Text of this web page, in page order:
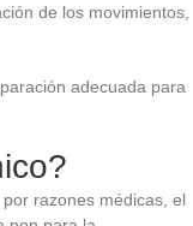
de los movimientos,
adecuada para
razones médicas, el